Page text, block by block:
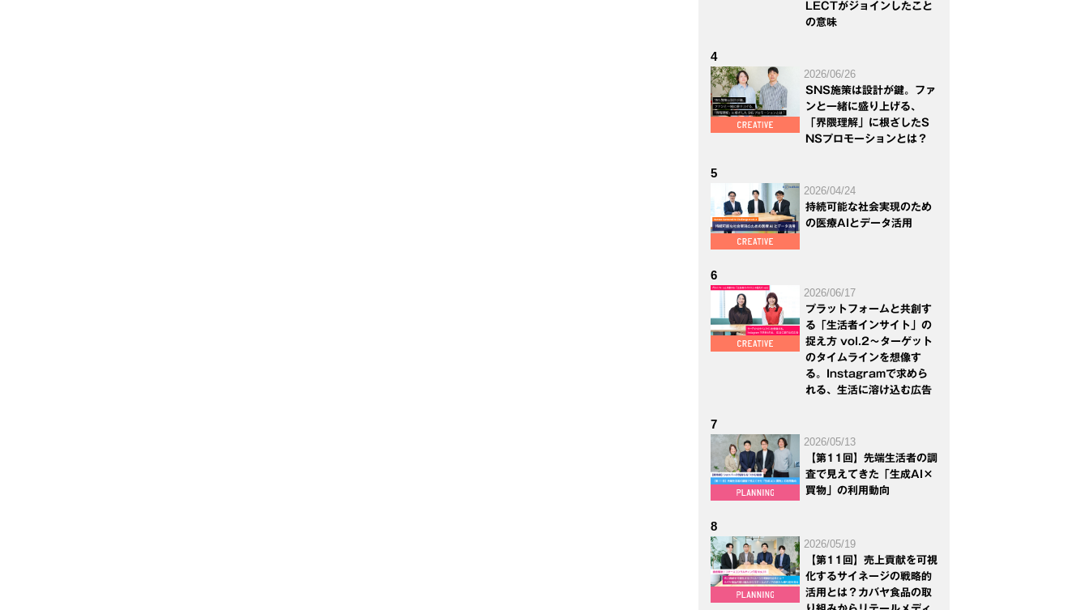
LECTがジョインしたこと
の意味
4
2026/06/26
SNS施策は設計が鍵。ファ
ンと一緒に盛り上げる、
「界隈理解」に根ざしたS
NSプロモーションとは？
5
2026/04/24
持続可能な社会実現のため
の医療AIとデータ活用
6
2026/06/17
プラットフォームと共創す
る「生活者インサイト」の
捉え方 vol.2～ターゲット
のタイムラインを想像す
る。Instagramで求めら
れる、生活に溶け込む広告
7
2026/05/13
【第11回】先端生活者の調
査で見えてきた「生成AI×
買物」の利用動向
8
2026/05/19
【第11回】売上貢献を可視
化するサイネージの戦略的
活用とは？カバヤ食品の取